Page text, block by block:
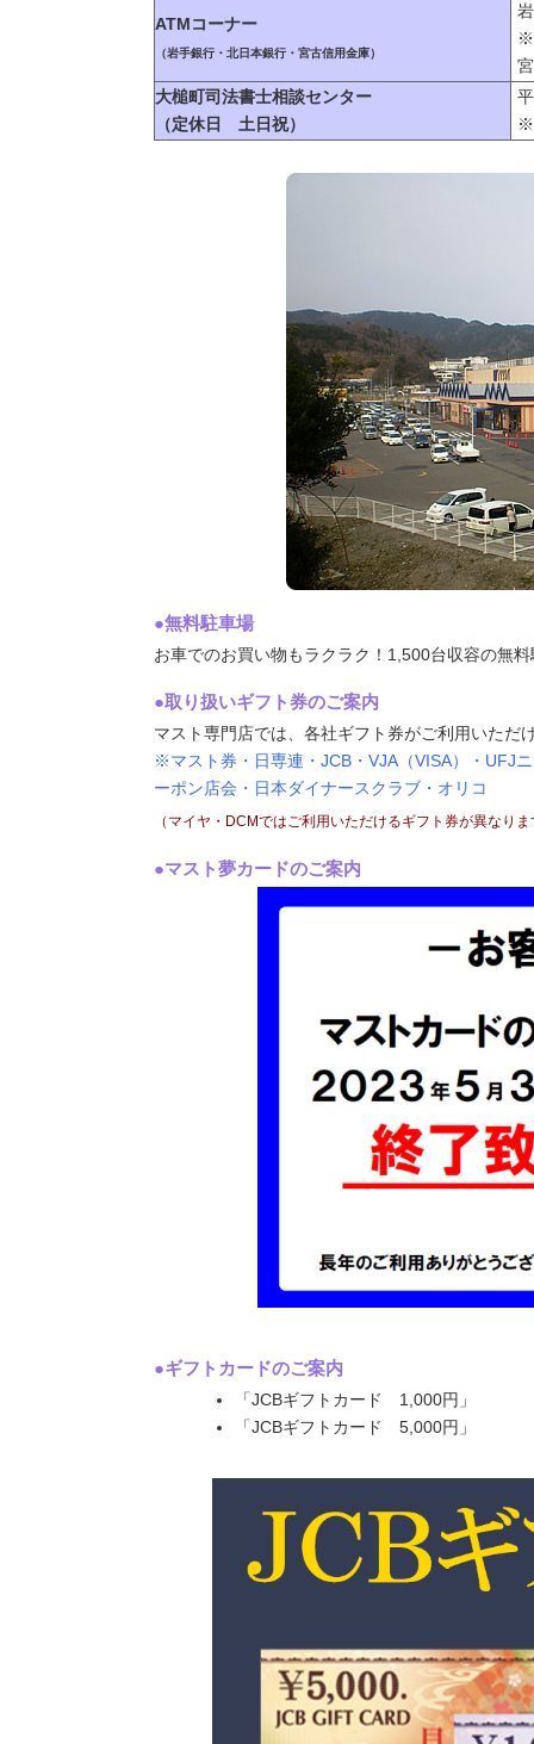
ATMコーナー
（岩手銀行・北日本銀行・宮古信用金庫）
※
大槌町司法書士相談センター
（定休日 土日祝）
※
●無料駐車場
お車でのお買い物もラクラク！1,500台収容の無
●取り扱いギフト券のご案内
マスト専門店では、各社ギフト券がご利用いただ
※マスト券・日専連・JCB・VJA（VISA）・UFJ
ーポン店会・日本ダイナースクラブ・オリコ
（マイヤ・DCMではご利用いただけるギフト券が異なり
●マスト夢カードのご案内
●ギフトカードのご案内
「JCBギフトカード 1,000円」
「JCBギフトカード 5,000円」